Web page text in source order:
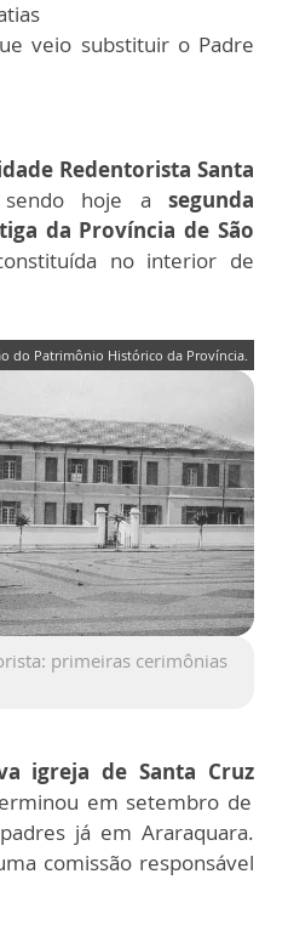
veio substituir o Padre
Redentorista Santa
sendo hoje a segunda
da Província de São
no interior de
do Patrimônio Histórico da Província.
primeiras cerimônias
igreja de Santa Cruz
em setembro de
já em Araraquara.
comissão responsável